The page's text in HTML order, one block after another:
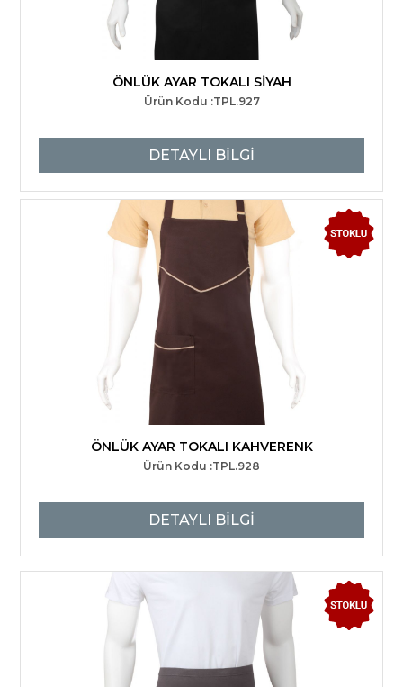
ÖNLÜK AYAR TOKALI SİYAH
Ürün Kodu :TPL.927
DETAYLI BİLGİ
ÖNLÜK AYAR TOKALI KAHVERENK
Ürün Kodu :TPL.928
DETAYLI BİLGİ